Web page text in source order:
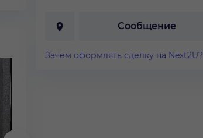
Сообщение
Зачем оформлять сделку на Next2U?